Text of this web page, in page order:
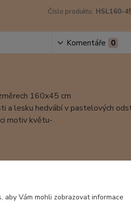
Číslo produktu: HSL160-
Komentáře 0
160x45 cm
a lesku hedvábí v pastelových
motiv květu-
vyrobím podobný, který se
vlnité lepenky s průhledem,
aby Vám mohli zobrazovat informace